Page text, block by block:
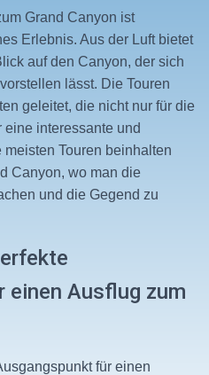
Grand Canyon ist
Erlebnis. Aus der Luft bietet
auf den Canyon, der sich
lässt. Die Touren
geleitet, die nicht nur für die
interessante und
Touren beinhalten
Canyon, wo man die
und die Gegend zu
einen Ausflug zum
für einen